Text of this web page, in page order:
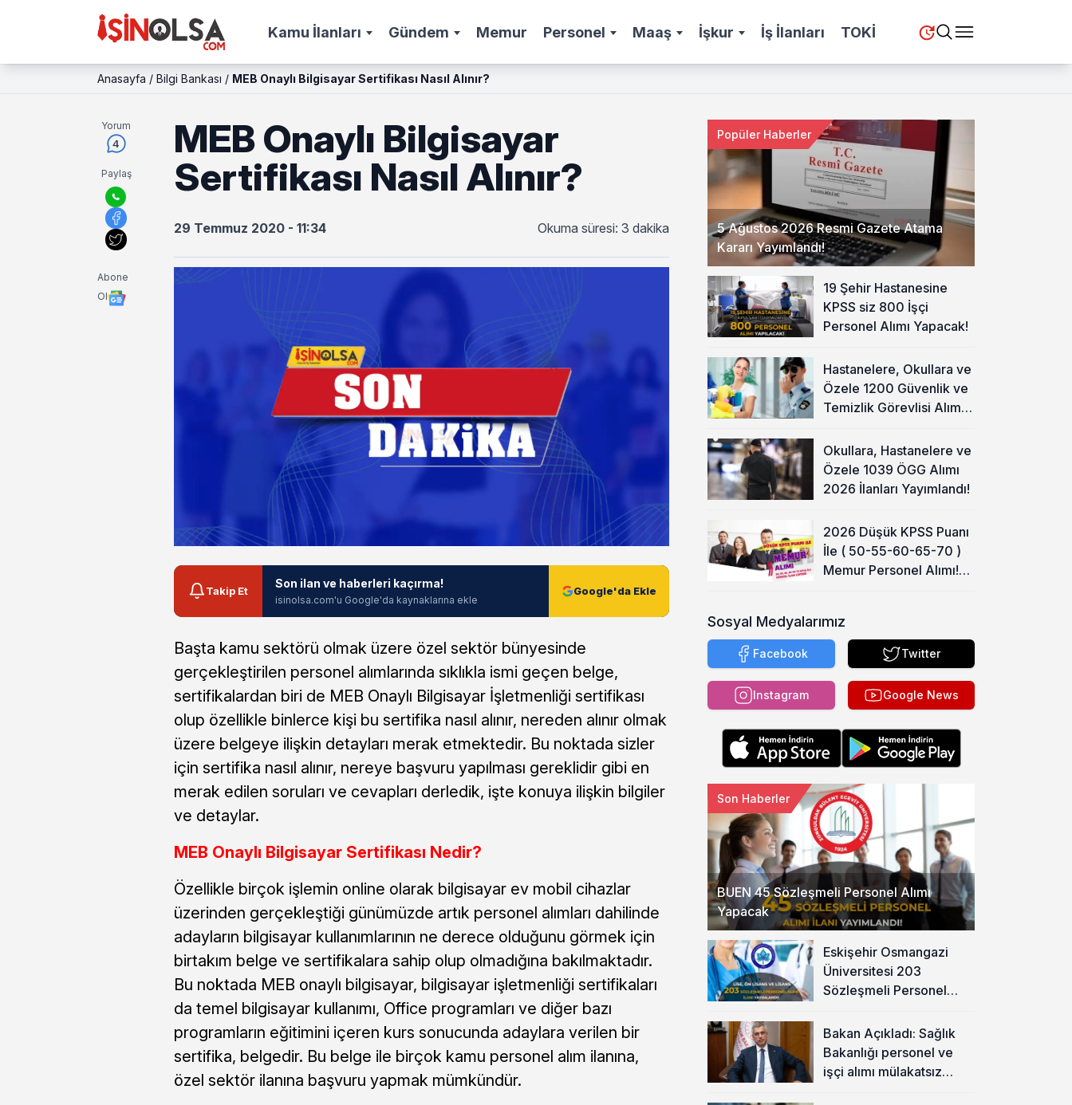
Kamu İlanları Gündem Memur Personel Maaş İşkur İş İlanları TOKİ
Anasayfa / Bilgi Bankası / MEB Onaylı Bilgisayar Sertifikası Nasıl Alınır?
Yorum
4
Paylaş
Abone
Ol
MEB Onaylı Bilgisayar
Sertifikası Nasıl Alınır?
29 Temmuz 2020 - 11:34 Okuma süresi: 3 dakika
Takip Et
Son ilan ve haberleri kaçırma!
isinolsa.com'u Google'da kaynaklarına ekle
Google'da Ekle
Başta kamu sektörü olmak üzere özel sektör bünyesinde
gerçekleştirilen personel alımlarında sıklıkla ismi geçen belge,
sertifikalardan biri de MEB Onaylı Bilgisayar İşletmenliği sertifikası
olup özellikle binlerce kişi bu sertifika nasıl alınır, nereden alınır olmak
üzere belgeye ilişkin detayları merak etmektedir. Bu noktada sizler
için sertifika nasıl alınır, nereye başvuru yapılması gereklidir gibi en
merak edilen soruları ve cevapları derledik, işte konuya ilişkin bilgiler
ve detaylar.
MEB Onaylı Bilgisayar Sertifikası Nedir?
Özellikle birçok işlemin online olarak bilgisayar ev mobil cihazlar
üzerinden gerçekleştiği günümüzde artık personel alımları dahilinde
adayların bilgisayar kullanımlarının ne derece olduğunu görmek için
birtakım belge ve sertifikalara sahip olup olmadığına bakılmaktadır.
Bu noktada MEB onaylı bilgisayar, bilgisayar işletmenliği sertifikaları
da temel bilgisayar kullanımı, Office programları ve diğer bazı
programların eğitimini içeren kurs sonucunda adaylara verilen bir
sertifika, belgedir. Bu belge ile birçok kamu personel alım ilanına,
özel sektör ilanına başvuru yapmak mümkündür.
5 Ağustos 2026 Resmi Gazete Atama
Kararı Yayımlandı!
Popüler Haberler
19 Şehir Hastanesine
KPSS siz 800 İşçi
Personel Alımı Yapacak!
Hastanelere, Okullara ve
Özele 1200 Güvenlik ve
Temizlik Görevlisi Alımı
Okullara, Hastanelere ve
Özele 1039 ÖGG Alımı
2026 İlanları Yayımlandı!
2026 Düşük KPSS Puanı
İle ( 50-55-60-65-70 )
Memur Personel Alımı!
Sosyal Medyalarımız
Facebook Twitter
Instagram Google News
BUEN 45 Sözleşmeli Personel Alımı
Yapacak
Son Haberler
Eskişehir Osmangazi
Üniversitesi 203
Sözleşmeli Personel
Bakan Açıkladı: Sağlık
Bakanlığı personel ve
işçi alımı mülakatsız